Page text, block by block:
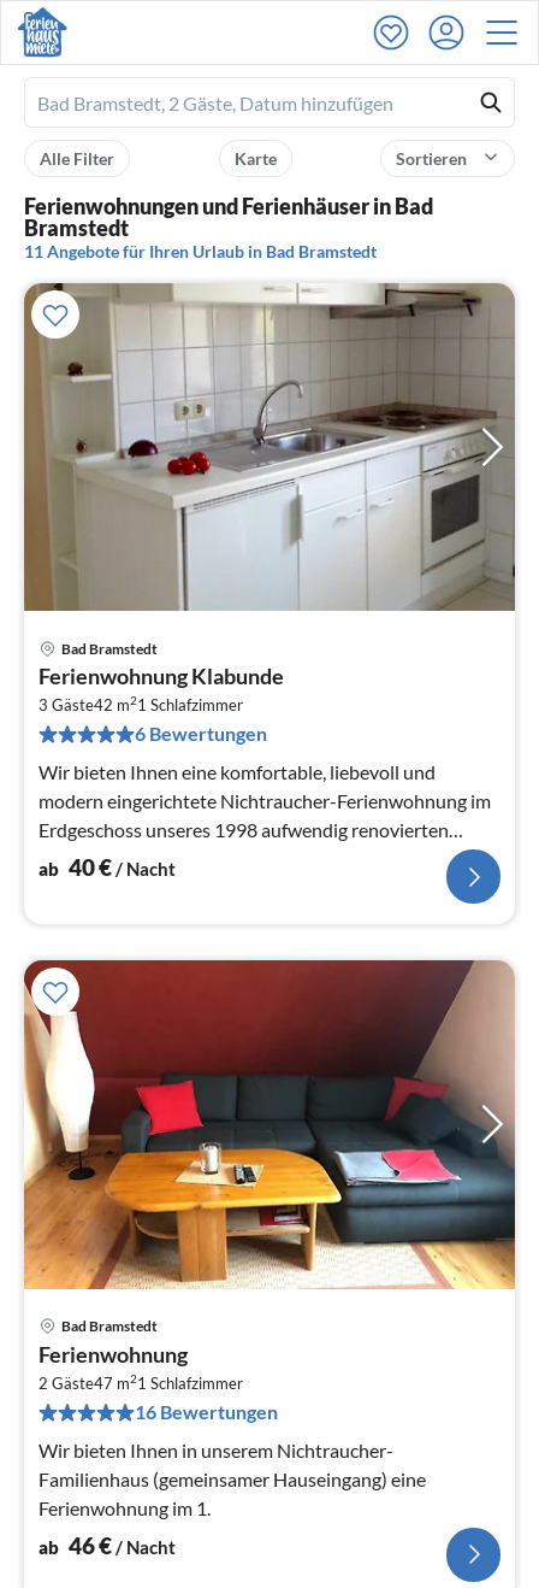
Ferienhausmiete
logo
Sortieren
Karte
Alle Filter
Ferienwohnungen und Ferienhäuser in Bad
Bramstedt
11 Angebote für Ihren Urlaub in Bad Bramstedt
Bad Bramstedt
Ferienwohnung Klabunde
3 Gäste42 m21 Schlafzimmer
6 Bewertungen
Wir bieten Ihnen eine komfortable, liebevoll und
modern eingerichtete Nichtraucher-Ferienwohnung im
Erdgeschoss unseres 1998 aufwendig renovierten
Mehrfamilien-Hauses.
ab 40€/ Nacht
Bad Bramstedt
Ferienwohnung
2 Gäste47 m21 Schlafzimmer
16 Bewertungen
Wir bieten Ihnen in unserem Nichtraucher-
Familienhaus (gemeinsamer Hauseingang) eine
Ferienwohnung im 1.
ab 46€/ Nacht